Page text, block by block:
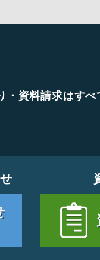
・資料請求はすべ